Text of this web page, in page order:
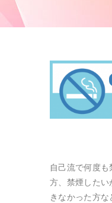
自己流で何度
方、禁煙したい
きなかった方な